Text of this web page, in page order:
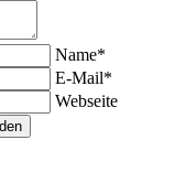
Name*
E-Mail*
Webseite